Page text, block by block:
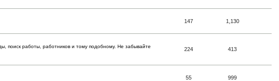
147 1,130
поиск работы, работников и тому подобному. Не забывайте
224 413
55 999